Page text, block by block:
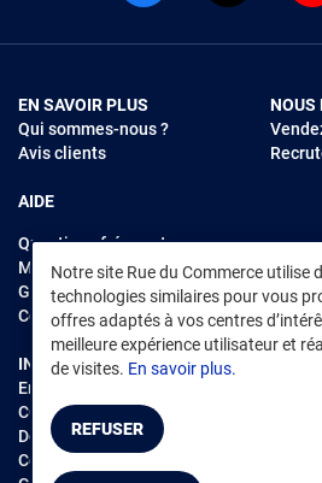
Notre site Rue du Commerce utilise
technologies similaires pour vous
offres adaptés à vos centres
meilleure expérience utilisateur et
de visites. En savoir plus.
REFUSER
EN SAVOIR PLUS
Qui sommes-nous ?
Avis clients
AIDE
Questions fréquentes
Modes de règlements
Garantie et retours
Contacter Rue du Commerce
NOUS
INFORMATIONS LÉGALES
Environnement
CGV /CGU Marketplace
Données personnelles
Cookies